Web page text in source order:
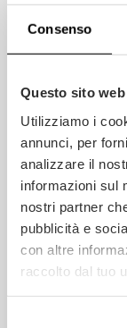
Consenso
Questo sito
Utilizziamo i
annunci, per
analizzare il
informazioni sul
nostri partner
pubblicità e
con altre
raccolto dal tuo
Produkte
27 NOVEMBER
Die Vorzüge
psychische